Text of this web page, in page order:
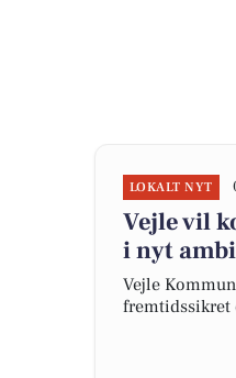
LOKALT NYT
Vejle vil
i nyt
Vejle
fremtidssikret